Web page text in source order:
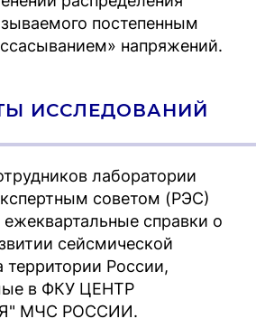
постепенным
напряжений.
ИССЛЕДОВАНИЙ
лаборатории
советом (РЭС)
ежеквартальные справки о
сейсмической
территории России,
в ФКУ ЦЕНТР
МЧС РОССИИ.